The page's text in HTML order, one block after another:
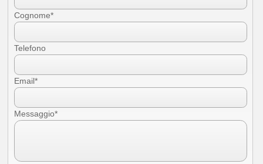
Cognome*
Telefono
Email*
Messaggio*
Accetto le condizioni per il trattamento dei dati, specificate nell'informativa